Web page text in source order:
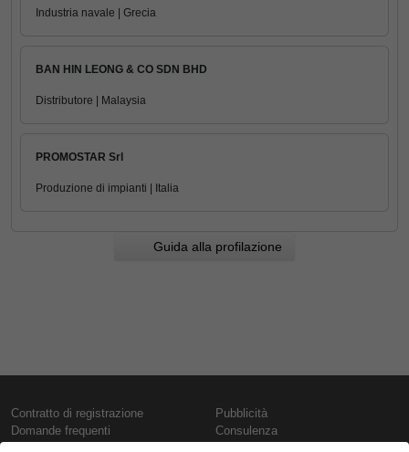
Industria navale | Grecia
BAN HIN LEONG & CO SDN BHD
Distributore | Malaysia
PROMOSTAR Srl
Produzione di impianti | Italia
Guida alla profilazione
Contratto di registrazione
Domande frequenti
Pubblicità
Consulenza